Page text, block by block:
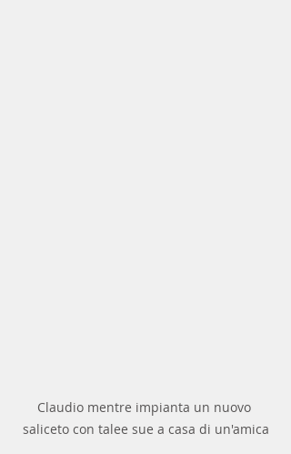
Claudio mentre impianta un nuovo
saliceto con talee sue a casa di un'amica